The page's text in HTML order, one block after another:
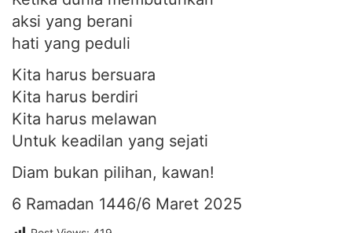
aksi yang berani
hati yang peduli
Kita harus bersuara
Kita harus berdiri
Kita harus melawan
Untuk keadilan yang sejati
Diam bukan pilihan, kawan!
6 Ramadan 1446/6 Maret 2025